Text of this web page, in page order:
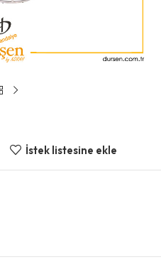
İstek listesine ekle